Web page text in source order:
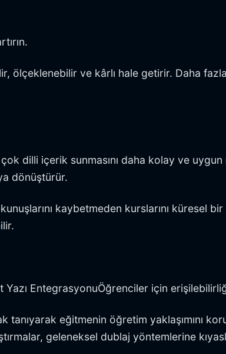
ölçeklenebilir ve kârlı hale getirir. Daha
dilli içerik sunmasını daha kolay ve
dönüştürür.
kaybetmeden kurslarını küresel
EntegrasyonuÖğrenciler için
eğitmenin öğretim yaklaşımını
geleneksel dublaj yöntemlerine